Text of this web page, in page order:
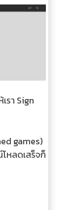
รา Sign
games)
หลดเสร็จก็